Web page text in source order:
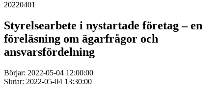
20220401
Styrelsearbete i nystartade företag – en
föreläsning om ägarfrågor och
ansvarsfördelning
Börjar: 2022-05-04 12:00:00
Slutar: 2022-05-04 13:30:00